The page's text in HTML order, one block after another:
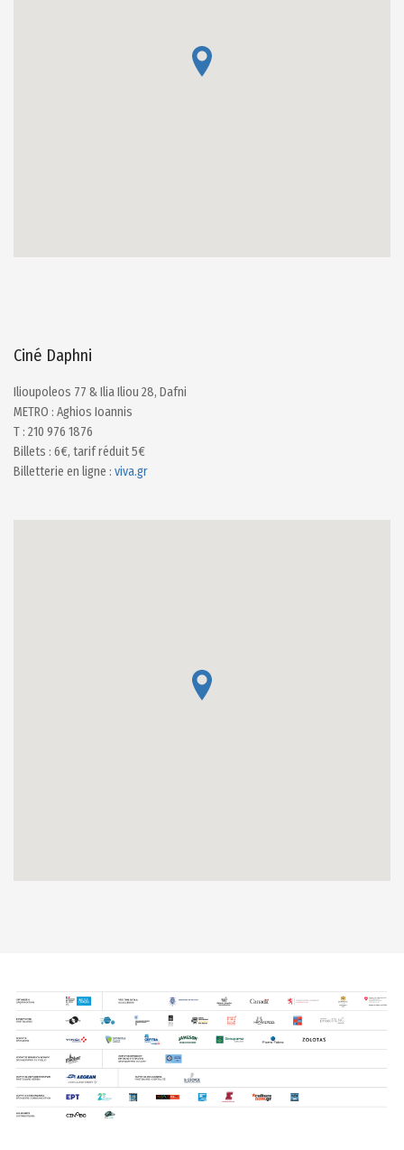
Ciné Daphni
Ilioupoleos 77 & Ilia Iliou 28, Dafni
METRO : Aghios Ioannis
Τ : 210 976 1876
Billets : 6€, tarif réduit 5€
Billetterie en ligne : viva.gr